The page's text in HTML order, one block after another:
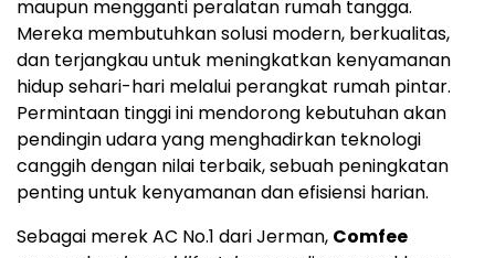
maupun mengganti peralatan rumah tangga.
Mereka membutuhkan solusi modern, berkualitas,
dan terjangkau untuk meningkatkan kenyamanan
hidup sehari-hari melalui perangkat rumah pintar.
Permintaan tinggi ini mendorong kebutuhan akan
pendingin udara yang menghadirkan teknologi
canggih dengan nilai terbaik, sebuah peningkatan
penting untuk kenyamanan dan efisiensi harian.
Sebagai merek AC No.1 dari Jerman, Comfee